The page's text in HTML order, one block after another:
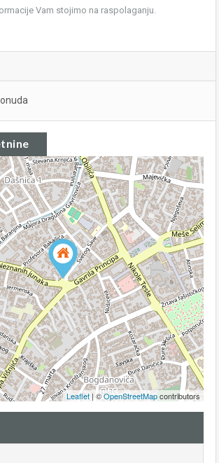
Vam stojimo na raspolaganju.
Leaflet | ©OpenStreetMapcontributors